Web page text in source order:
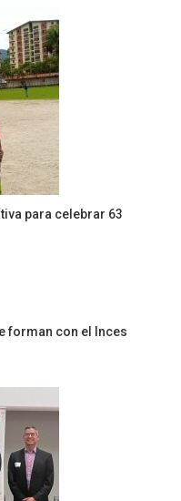
para celebrar 63
forman con el Inces